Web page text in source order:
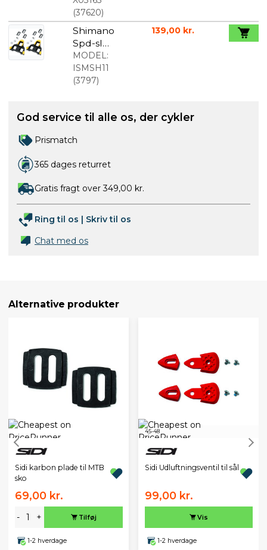
(37620)
Shimano
Spd-sl
klamper
gul
MODEL:
ISMSH11
(3797)
139,00 kr.
God service til alle os, der cykler
Prismatch
365 dages returret
Gratis fragt over 349,00 kr.
Ring til os | Skriv til os
Chat med os
Alternative produkter
Sidi karbon plade til MTB
sko
69,00 kr.
- + Tilføj
1-2 hverdage
45-48
Sidi Udluftningsventil til sål
99,00 kr.
Vis
1-2 hverdage